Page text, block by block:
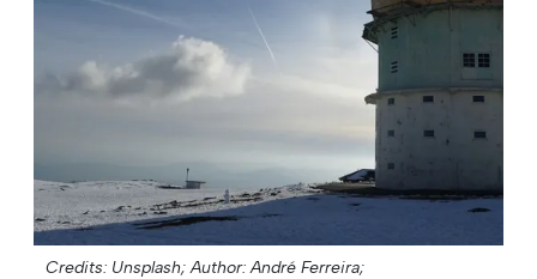
Credits: Unsplash; Author: André Ferreira;